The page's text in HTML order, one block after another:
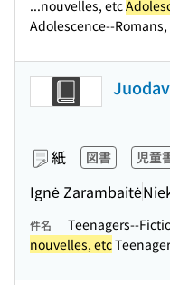
...nouvelles, etc
Adolescence--
紙 図書 児童
Ignė Zarambaitė
件名 Teenagers--
nouvelles, etc